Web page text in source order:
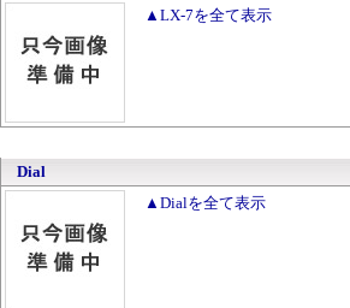
▲LX-7を全て表示
Dial
▲Dialを全て表示